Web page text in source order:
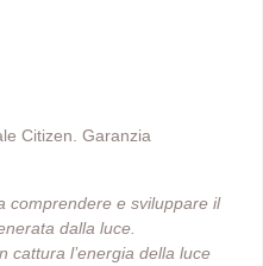
Citizen. Garanzia
comprendere e sviluppare il
dalla luce.
cattura l’energia della luce